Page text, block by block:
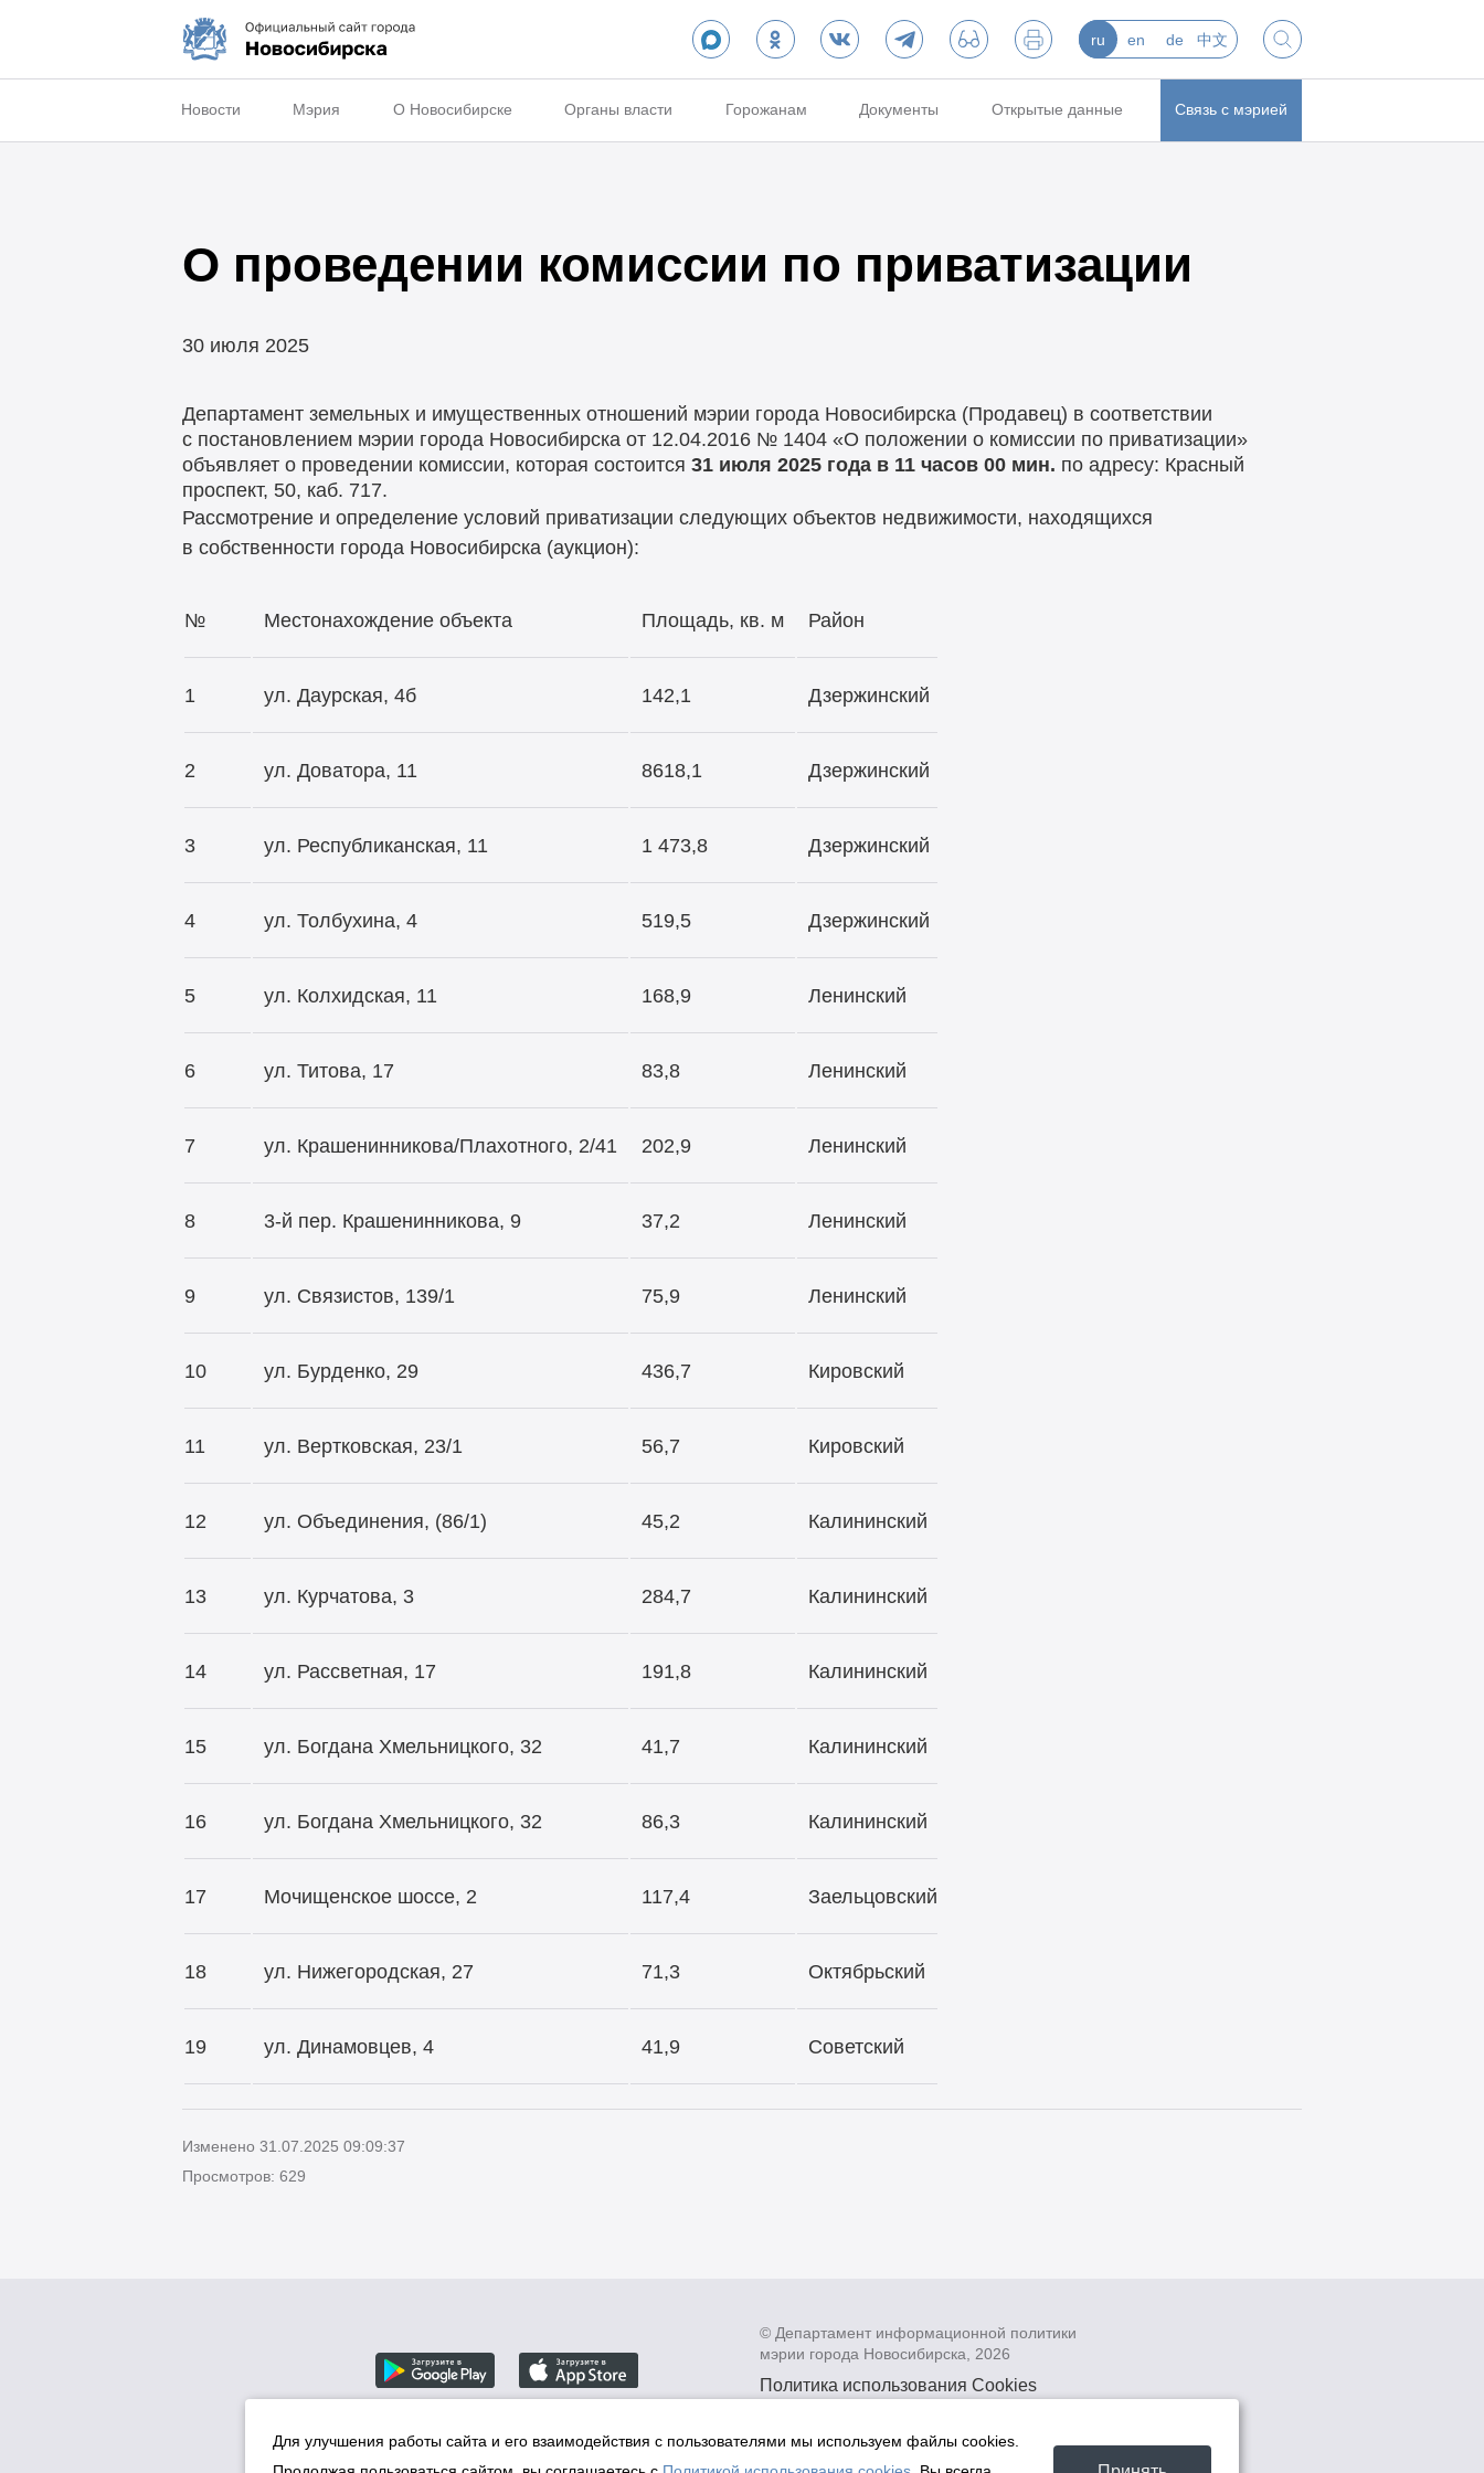
ru en de 中文
Новости Мэрия О Новосибирске Органы власти Горожанам Документы Открытые данные Связь с мэрией
О проведении комиссии по приватизации
30 июля 2025
Департамент земельных и имущественных отношений мэрии города Новосибирска (Продавец) в соответствии
с постановлением мэрии города Новосибирска от 12.04.2016 № 1404 «О положении о комиссии по приватизации»
объявляет о проведении комиссии, которая состоится 31 июля 2025 года в 11 часов 00 мин. по адресу: Красный
проспект, 50, каб. 717.
Рассмотрение и определение условий приватизации следующих объектов недвижимости, находящихся
в собственности города Новосибирска (аукцион):
№ Местонахождение объекта Площадь, кв. м Район
1 ул. Даурская, 4б 142,1 Дзержинский
2 ул. Доватора, 11 8618,1 Дзержинский
3 ул. Республиканская, 11 1 473,8 Дзержинский
4 ул. Толбухина, 4 519,5 Дзержинский
5 ул. Колхидская, 11 168,9 Ленинский
6 ул. Титова, 17 83,8 Ленинский
7 ул. Крашенинникова/Плахотного, 2/41 202,9 Ленинский
8 3-й пер. Крашенинникова, 9 37,2 Ленинский
9 ул. Связистов, 139/1 75,9 Ленинский
10 ул. Бурденко, 29 436,7 Кировский
11 ул. Вертковская, 23/1 56,7 Кировский
12 ул. Объединения, (86/1) 45,2 Калининский
13 ул. Курчатова, 3 284,7 Калининский
14 ул. Рассветная, 17 191,8 Калининский
15 ул. Богдана Хмельницкого, 32 41,7 Калининский
16 ул. Богдана Хмельницкого, 32 86,3 Калининский
17 Мочищенское шоссе, 2 117,4 Заельцовский
18 ул. Нижегородская, 27 71,3 Октябрьский
19 ул. Динамовцев, 4 41,9 Советский
Изменено 31.07.2025 09:09:37
Просмотров: 629
© Департамент информационной политики
мэрии города Новосибирска, 2026
Политика использования Cookies
данных в информационных системах
мэрии города Новосибирска
Для улучшения работы сайта и его взаимодействия с пользователями мы используем файлы cookies.